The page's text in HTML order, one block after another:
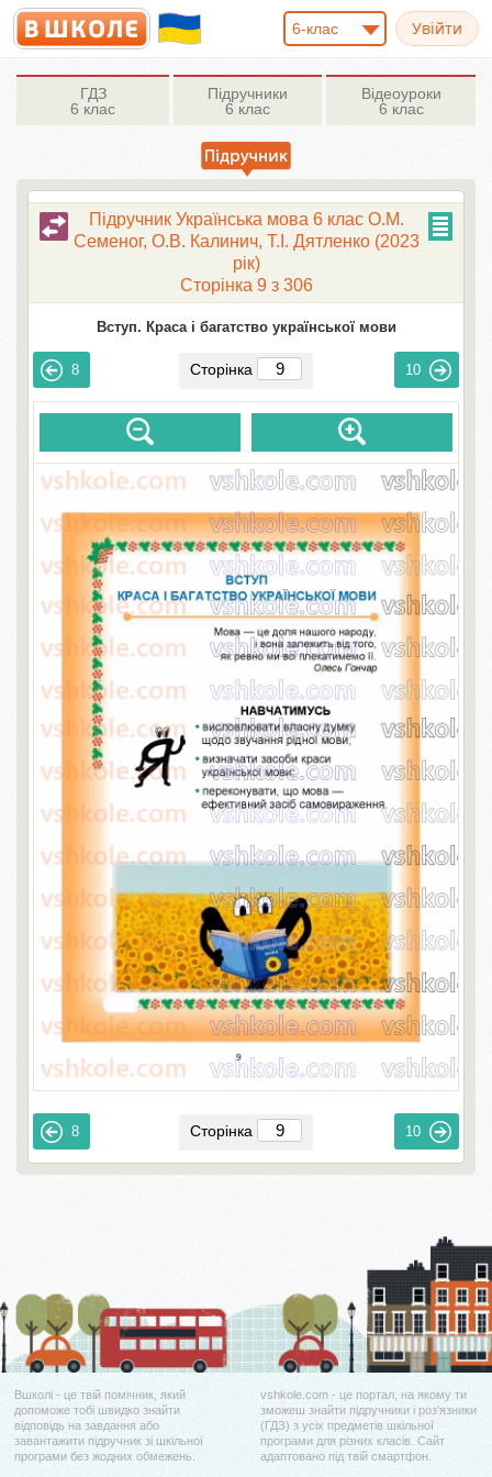
6-клас
ГДЗ
6 клас
Підручники
6 клас
Відеоуроки
6 клас
Підручник Українська мова 6 клас О.М.
Семеног, О.В. Калинич, Т.І. Дятленко (2023
рік)
Сторінка 9 з 306
Вступ. Краса і багатство української мови
8 Сторінка 10
8 Сторінка 10
Вшколі - це твій помічник, який
допоможе тобі швидко знайти
відповідь на завдання або
завантажити підручник зі шкільної
програми без жодних обмежень.
vshkole.com - це портал, на якому ти
зможеш знайти підручники і роз'язники
(ГДЗ) з усіх предметів шкільної
програми для різних класів. Сайт
адаптовано під твій смартфон.